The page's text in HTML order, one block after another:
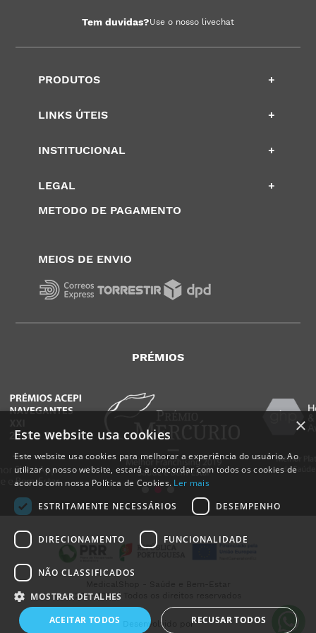
Tem duvidas?Use o nosso livechat
PRODUTOS +
LINKS ÚTEIS +
INSTITUCIONAL +
LEGAL
+
METODO DE PAGAMENTO
MEIOS DE ENVIO
PRÉMIOS
2011-2026 | Todos os direitos reservados
Desenvolvido por
×
Este website usa cookies
Este website usa cookies para melhorar a experiência do usuário. Ao
utilizar o nosso website, estará a concordar com todos os cookies de
acordo com nossa Política de Cookies. Ler mais
ESTRITAMENTE NECESSÁRIOS
DESEMPENHO
DIRECIONAMENTO FUNCIONALIDADE
NÃO CLASSIFICADOS
MOSTRAR DETALHES
ACEITAR TODOS
RECUSAR TODOS